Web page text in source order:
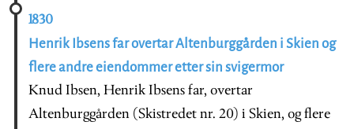
1830
Henrik Ibsens far overtar Altenburggården i Skien og
flere andre eiendommer etter sin svigermor
Knud Ibsen, Henrik Ibsens far, overtar
Altenburggården (Skistredet nr. 20) i Skien, og flere